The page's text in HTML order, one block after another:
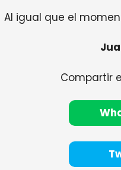
Al igual que el
Compartir